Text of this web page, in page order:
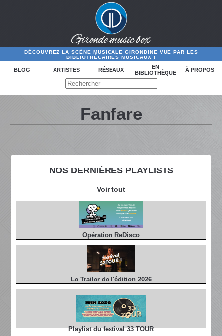
DÉCOUVREZ LA SCÈNE MUSICALE GIRONDINE VUE PAR LES
BIBLIOTHÉCAIRES MUSICAUX !
BLOG ARTISTES RÉSEAUX
EN
BIBLIOTHÈQUE
À PROPOS
NOS DERNIÈRES PLAYLISTS
Voir tout
Opération ReDisco
Le Trailer de l'édition 2026
Playlist du festival 33 TOUR
Fanfare